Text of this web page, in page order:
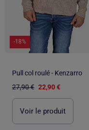
-18%
Pull col roulé - Kenzarro
27,90 € 22,90 €
Voir le produit